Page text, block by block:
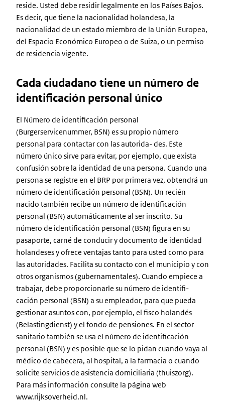
reside. Usted debe residir legalmente en los Países Bajos.
Es decir, que tiene la nacionalidad holandesa, la
nacionalidad de un estado miembro de la Unión Europea,
del Espacio Económico Europeo o de Suiza, o un permiso
de residencia vigente.
Cada ciudadano tiene un número de
identificación personal único
El Número de identificación personal
(Burgerservicenummer, BSN) es su propio número
personal para contactar con las autorida- des. Este
número único sirve para evitar, por ejemplo, que exista
confusión sobre la identidad de una persona. Cuando una
persona se registre en el BRP por primera vez, obtendrá un
número de identificación personal (BSN). Un recién
nacido también recibe un número de identificación
personal (BSN) automáticamente al ser inscrito. Su
número de identificación personal (BSN) figura en su
pasaporte, carné de conducir y documento de identidad
holandeses y ofrece ventajas tanto para usted como para
las autoridades. Facilita su contacto con el municipio y con
otros organismos (gubernamentales). Cuando empiece a
trabajar, debe proporcionarle su número de identifi-
cación personal (BSN) a su empleador, para que pueda
gestionar asuntos con, por ejemplo, el fisco holandés
(Belastingdienst) y el fondo de pensiones. En el sector
sanitario también se usa el número de identificación
personal (BSN) y es posible que se lo pidan cuando vaya al
médico de cabecera, al hospital, a la farmacia o cuando
solicite servicios de asistencia domiciliaria (thuiszorg).
Para más información consulte la página web
www.rijksoverheid.nl.